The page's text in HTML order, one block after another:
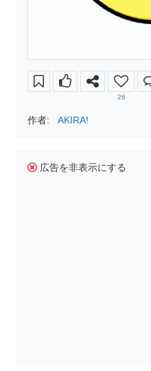
26
作者: AKIRA!
広告を非表示にする